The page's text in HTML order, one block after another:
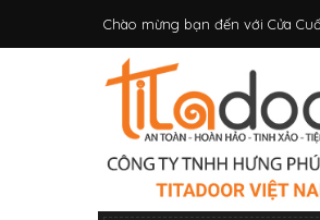
Chào mừng bạn đến với Cửa